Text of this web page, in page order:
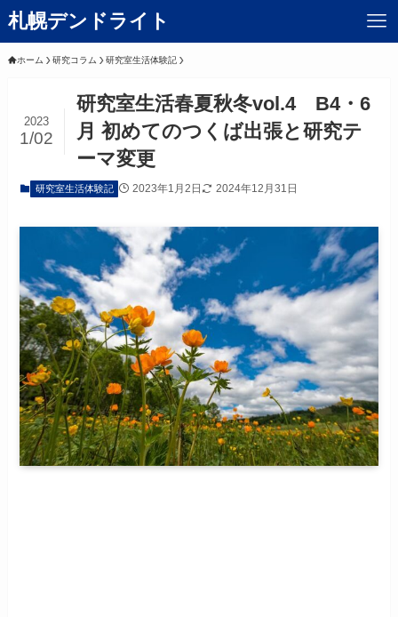
札幌デンドライト
ホーム 研究コラム 研究室生活体験記
研究室生活春夏秋冬vol.4 B4・6
月 初めてのつくば出張と研究テ
ーマ変更
2023
1/02
研究室生活体験記 2023年1月2日 2024年12月31日